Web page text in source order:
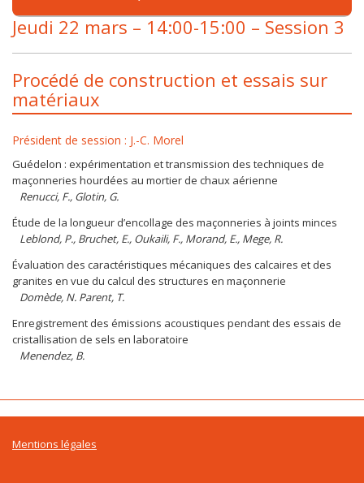
Jeudi 22 mars – 14:00-15:00 – Session 3
Procédé de construction et essais sur
matériaux
Président de session : J.-C. Morel
Guédelon : expérimentation et transmission des techniques de
maçonneries hourdées au mortier de chaux aérienne
Renucci, F., Glotin, G.
Étude de la longueur d’encollage des maçonneries à joints minces
Leblond, P., Bruchet, E., Oukaili, F., Morand, E., Mege, R.
Évaluation des caractéristiques mécaniques des calcaires et des
granites en vue du calcul des structures en maçonnerie
Domède, N. Parent, T.
Enregistrement des émissions acoustiques pendant des essais de
cristallisation de sels en laboratoire
Menendez, B.
Mentions légales